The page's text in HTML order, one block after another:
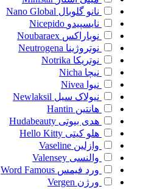
نانو گلوبال Nano Global
نایسپیدو Nicepido
نوباراکس Noubaraex
نوتروژینا Neutrogena
نوتریکا Notrika
نیچا Nicha
نیوا Nivea
نیولاک سیل Newlaksil
هانتین Hantin
هدی بیوتی Hudabeauty
هلو کیتی Hello Kitty
وازلین Vaseline
والنسی Valensey
ورد فیمس Word Famous
ورژن Vergen